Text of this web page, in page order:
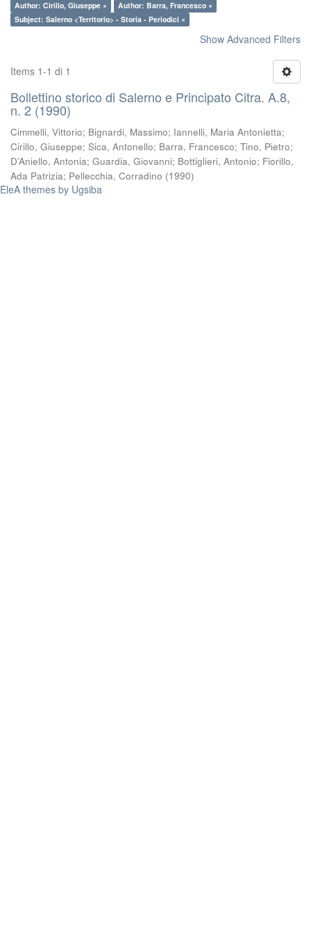
Author: Cirillo, Giuseppe ×
Author: Barra, Francesco ×
Subject: Salerno <Territorio> - Storia - Periodici ×
Show Advanced Filters
Items 1-1 di 1
Bollettino storico di Salerno e Principato Citra. A.8,
n. 2 (1990)
Cimmelli, Vittorio; Bignardi, Massimo; Iannelli, Maria Antonietta;
Cirillo, Giuseppe; Sica, Antonello; Barra, Francesco; Tino, Pietro;
D’Aniello, Antonia; Guardia, Giovanni; Bottiglieri, Antonio; Fiorillo,
Ada Patrizia; Pellecchia, Corradino (1990)
EleA themes by Ugsiba